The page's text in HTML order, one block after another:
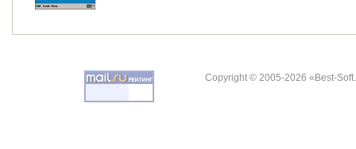
Copyright © 2005-2026 «Best-